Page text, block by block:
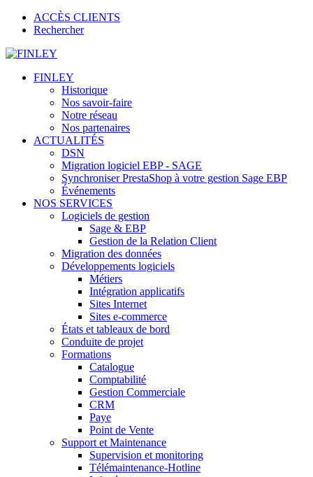
ACCÈS CLIENTS
Rechercher
FINLEY
Historique
Nos savoir-faire
Notre réseau
Nos partenaires
ACTUALITÉS
DSN
Migration logiciel EBP - SAGE
Synchroniser PrestaShop à votre gestion Sage EBP
Événements
NOS SERVICES
Logiciels de gestion
Sage & EBP
Gestion de la Relation Client
Migration des données
Développements logiciels
Métiers
Intégration applicatifs
Sites Internet
Sites e-commerce
États et tableaux de bord
Conduite de projet
Formations
Catalogue
Comptabilité
Gestion Commerciale
CRM
Paye
Point de Vente
Support et Maintenance
Supervision et monitoring
Télémaintenance-Hotline